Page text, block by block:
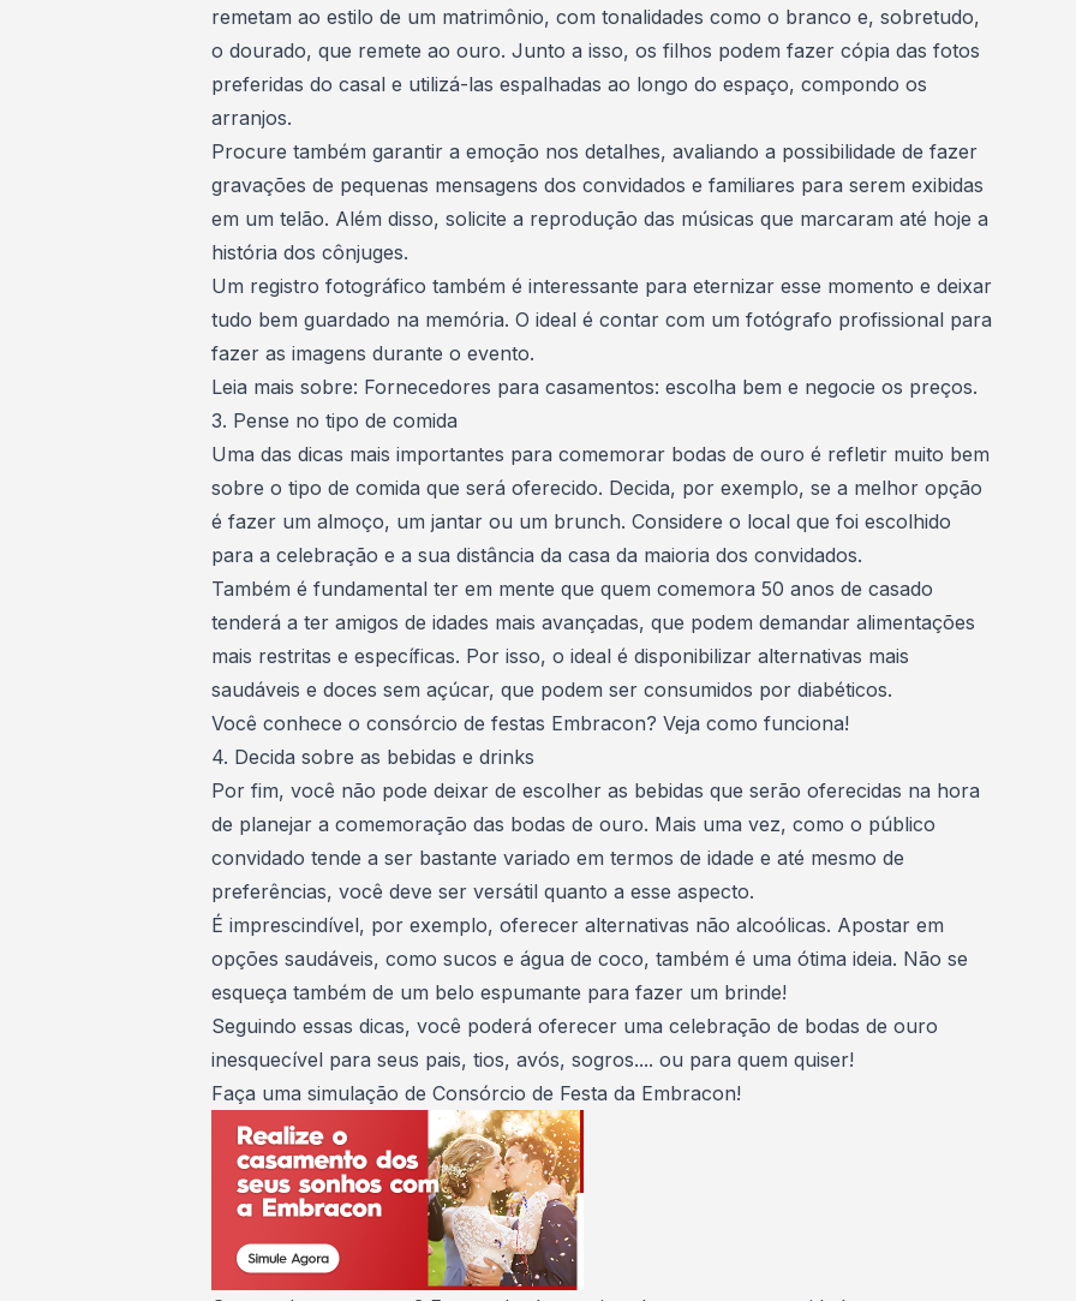
remetam ao estilo de um matrimônio, com tonalidades como o branco e, sobretudo,
o dourado, que remete ao ouro. Junto a isso, os filhos podem fazer cópia das fotos
preferidas do casal e utilizá-las espalhadas ao longo do espaço, compondo os
arranjos.
Procure também garantir a emoção nos detalhes, avaliando a possibilidade de fazer
gravações de pequenas mensagens dos convidados e familiares para serem exibidas
em um telão. Além disso, solicite a reprodução das músicas que marcaram até hoje a
história dos cônjuges.
Um registro fotográfico também é interessante para eternizar esse momento e deixar
tudo bem guardado na memória. O ideal é contar com um fotógrafo profissional para
fazer as imagens durante o evento.
Leia mais sobre: Fornecedores para casamentos: escolha bem e negocie os preços.
3. Pense no tipo de comida
Uma das dicas mais importantes para comemorar bodas de ouro é refletir muito bem
sobre o tipo de comida que será oferecido. Decida, por exemplo, se a melhor opção
é fazer um almoço, um jantar ou um brunch. Considere o local que foi escolhido
para a celebração e a sua distância da casa da maioria dos convidados.
Também é fundamental ter em mente que quem comemora 50 anos de casado
tenderá a ter amigos de idades mais avançadas, que podem demandar alimentações
mais restritas e específicas. Por isso, o ideal é disponibilizar alternativas mais
saudáveis e doces sem açúcar, que podem ser consumidos por diabéticos.
Você conhece o consórcio de festas Embracon? Veja como funciona!
4. Decida sobre as bebidas e drinks
Por fim, você não pode deixar de escolher as bebidas que serão oferecidas na hora
de planejar a comemoração das bodas de ouro. Mais uma vez, como o público
convidado tende a ser bastante variado em termos de idade e até mesmo de
preferências, você deve ser versátil quanto a esse aspecto.
É imprescindível, por exemplo, oferecer alternativas não alcoólicas. Apostar em
opções saudáveis, como sucos e água de coco, também é uma ótima ideia. Não se
esqueça também de um belo espumante para fazer um brinde!
Seguindo essas dicas, você poderá oferecer uma celebração de bodas de ouro
inesquecível para seus pais, tios, avós, sogros.... ou para quem quiser!
Faça uma simulação de Consórcio de Festa da Embracon!